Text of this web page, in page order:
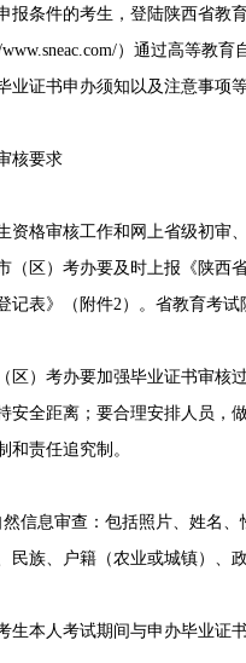
条件的考生，登陆陕西省教育
www.sneac.com/）通过高等教
业证书申办须知以及注意事项
要求
格审核工作和网上省级初审、
（区）考办要及时上报《陕西
记表》（附件2）。省教育考试
）考办要加强毕业证书审核过
安全距离；要合理安排人员，
和责任追究制。
息审查：包括照片、姓名、
民族、户籍（农业或城镇）、政
本人考试期间与申办毕业证书